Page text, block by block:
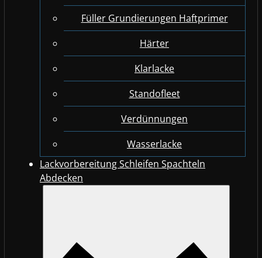
Füller Grundierungen Haftprimer
Härter
Klarlacke
Standofleet
Verdünnungen
Wasserlacke
Lackvorbereitung Schleifen Spachteln
Abdecken